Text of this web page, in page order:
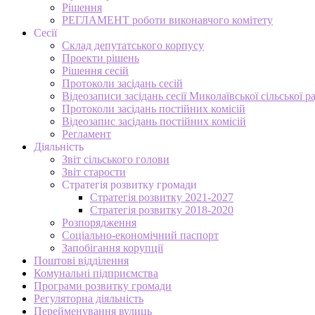
Рішення
РЕГЛАМЕНТ роботи виконавчого комітету
Сесії
Склад депутатського корпусу
Проекти рішень
Рішення сесій
Протоколи засідань сесій
Відеозаписи засідань сесії Миколаївської сільської
Протоколи засідань постійних комісій
Відеозапис засідань постійних комісій
Регламент
Діяльність
Звіт сільського голови
Звіт старости
Стратегія розвитку громади
Стратегія розвитку 2021-2027
Стратегія розвитку 2018-2020
Розпорядження
Соціально-економічний паспорт
Запобігання корупції
Поштові відділення
Комунальні підприємства
Програми розвитку громади
Регуляторна діяльність
Перейменування вулиць